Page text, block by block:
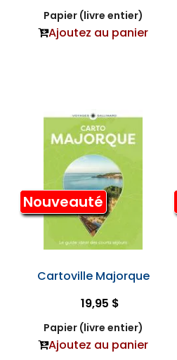
Papier (livre entier)
Ajoutez au panier
Nouveauté
Cartoville Majorque
19,95 $
Papier (livre entier)
Ajoutez au panier